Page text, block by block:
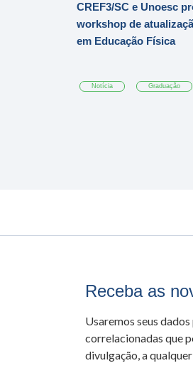
CREF3/SC e Unoesc
workshop de
em Educação Física
Notícia Graduação
Receba as
Usaremos seus
correlacionadas que
divulgação, a